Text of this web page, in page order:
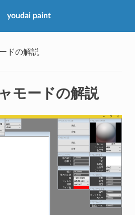
youdai paint
ドの解説
モードの解説